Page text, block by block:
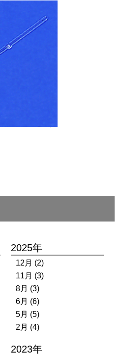
2025年
12月 (2)
11月 (3)
8月 (3)
6月 (6)
5月 (5)
2月 (4)
2023年